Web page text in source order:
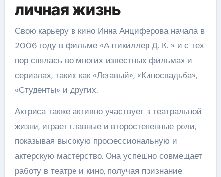
личная жизнь
Свою карьеру в кино Инна Анциферова начала в
2006 году в фильме «Антикиллер Д. К. » и с тех
пор снялась во многих известных фильмах и
сериалах, таких как «Легавый», «Киносвадьба»,
«Студенты» и других.
Актриса также активно участвует в театральной
жизни, играет главные и второстепенные роли,
показывая высокую профессиональную и
актерскую мастерство. Она успешно совмещает
работу в театре и кино, получая признание